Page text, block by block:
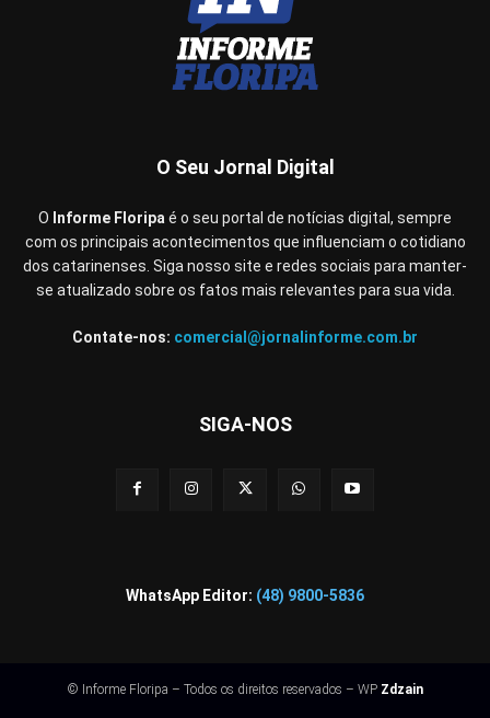
O Seu Jornal Digital
O Informe Floripa é o seu portal de notícias digital, sempre
com os principais acontecimentos que influenciam o cotidiano
dos catarinenses. Siga nosso site e redes sociais para manter-
se atualizado sobre os fatos mais relevantes para sua vida.
Contate-nos: comercial@jornalinforme.com.br
SIGA-NOS
WhatsApp Editor: (48) 9800-5836
© Informe Floripa – Todos os direitos reservados – WP Zdzain